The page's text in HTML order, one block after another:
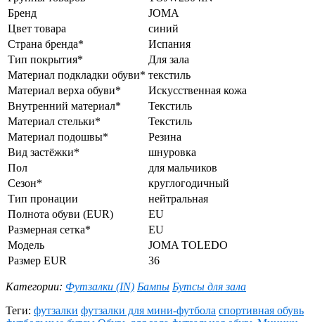
Бренд
JOMA
Цвет товара
синий
Страна бренда*
Испания
Тип покрытия*
Для зала
Материал подкладки обуви* текстиль
Материал верха обуви*
Искусственная кожа
Внутренний материал*
Текстиль
Материал стельки*
Текстиль
Материал подошвы*
Резина
Вид застёжки*
шнуровка
Пол
для мальчиков
Сезон*
круглогодичный
Тип пронации
нейтральная
Полнота обуви (EUR)
EU
Размерная сетка*
EU
Модель
JOMA TOLEDO
Размер EUR
36
Категории: Футзалки (IN) Бампы Бутсы для зала
Теги: футзалки футзалки для мини-футбола спортивная обувь